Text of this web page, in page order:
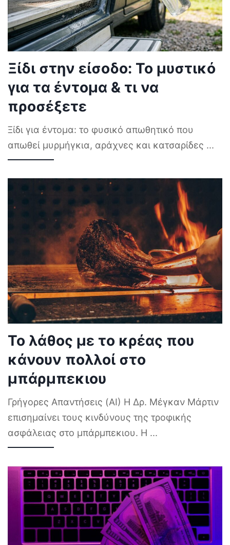
Ξίδι στην είσοδο: Το μυστικό
για τα έντομα & τι να
προσέξετε
Ξίδι για έντομα: το φυσικό απωθητικό που
απωθεί μυρμήγκια, αράχνες και κατσαρίδες ...
Το λάθος με το κρέας που
κάνουν πολλοί στο
μπάρμπεκιου
Γρήγορες Απαντήσεις (AI) Η Δρ. Μέγκαν Μάρτιν
επισημαίνει τους κινδύνους της τροφικής
ασφάλειας στο μπάρμπεκιου. Η ...